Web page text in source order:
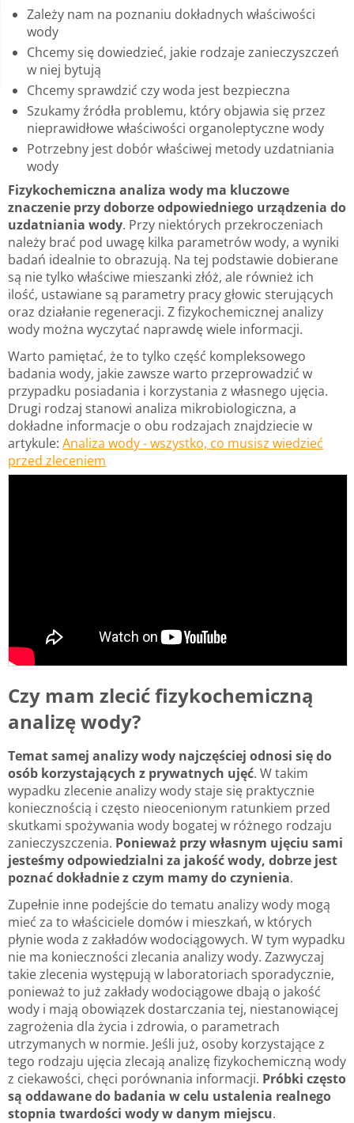
Zależy nam na poznaniu dokładnych właściwości
wody
Chcemy się dowiedzieć, jakie rodzaje zanieczyszczeń
w niej bytują
Chcemy sprawdzić czy woda jest bezpieczna
Szukamy źródła problemu, który objawia się przez
nieprawidłowe właściwości organoleptyczne wody
Potrzebny jest dobór właściwej metody uzdatniania
wody
Fizykochemiczna analiza wody ma kluczowe
znaczenie przy doborze odpowiedniego urządzenia do
uzdatniania wody. Przy niektórych przekroczeniach
należy brać pod uwagę kilka parametrów wody, a wyniki
badań idealnie to obrazują. Na tej podstawie dobierane
są nie tylko właściwe mieszanki złóż, ale również ich
ilość, ustawiane są parametry pracy głowic sterujących
oraz działanie regeneracji. Z fizykochemicznej analizy
wody można wyczytać naprawdę wiele informacji.
Warto pamiętać, że to tylko część kompleksowego
badania wody, jakie zawsze warto przeprowadzić w
przypadku posiadania i korzystania z własnego ujęcia.
Drugi rodzaj stanowi analiza mikrobiologiczna, a
dokładne informacje o obu rodzajach znajdziecie w
artykule: Analiza wody - wszystko, co musisz wiedzieć
przed zleceniem
Czy mam zlecić fizykochemiczną
analizę wody?
Temat samej analizy wody najczęściej odnosi się do
osób korzystających z prywatnych ujęć. W takim
wypadku zlecenie analizy wody staje się praktycznie
koniecznością i często nieocenionym ratunkiem przed
skutkami spożywania wody bogatej w różnego rodzaju
zanieczyszczenia. Ponieważ przy własnym ujęciu sami
jesteśmy odpowiedzialni za jakość wody, dobrze jest
poznać dokładnie z czym mamy do czynienia.
Zupełnie inne podejście do tematu analizy wody mogą
mieć za to właściciele domów i mieszkań, w których
płynie woda z zakładów wodociągowych. W tym wypadku
nie ma konieczności zlecania analizy wody. Zazwyczaj
takie zlecenia występują w laboratoriach sporadycznie,
ponieważ to już zakłady wodociągowe dbają o jakość
wody i mają obowiązek dostarczania tej, niestanowiącej
zagrożenia dla życia i zdrowia, o parametrach
utrzymanych w normie. Jeśli już, osoby korzystające z
tego rodzaju ujęcia zlecają analizę fizykochemiczną wody
z ciekawości, chęci porównania informacji. Próbki często
są oddawane do badania w celu ustalenia realnego
stopnia twardości wody w danym miejscu.